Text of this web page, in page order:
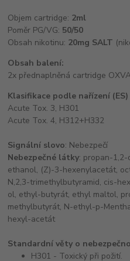
Objem cartridge: 2ml
Poměr PG/VG: 50/50
Obsah nikotinu: 20mg SALT
Obsah balení:
2x přednaplněná cartridge
Klasifikace podle nařízení (ES)
Acute Tox. 3, H301
Acute Tox. 4, H312+H332
Signální slovo: Nebezpečí
Nebezpečné látky: propan-
ethanol, (Z)-3-hexenylacetát,
N,2,3-trimethylbutyramid, cis-
ol, ethyl-butyrát, ethyl maltol,
methylbutyrát, N-ethyl-p-
hexyl-acetát
Standardní věty o
H301 - Toxický při požití.